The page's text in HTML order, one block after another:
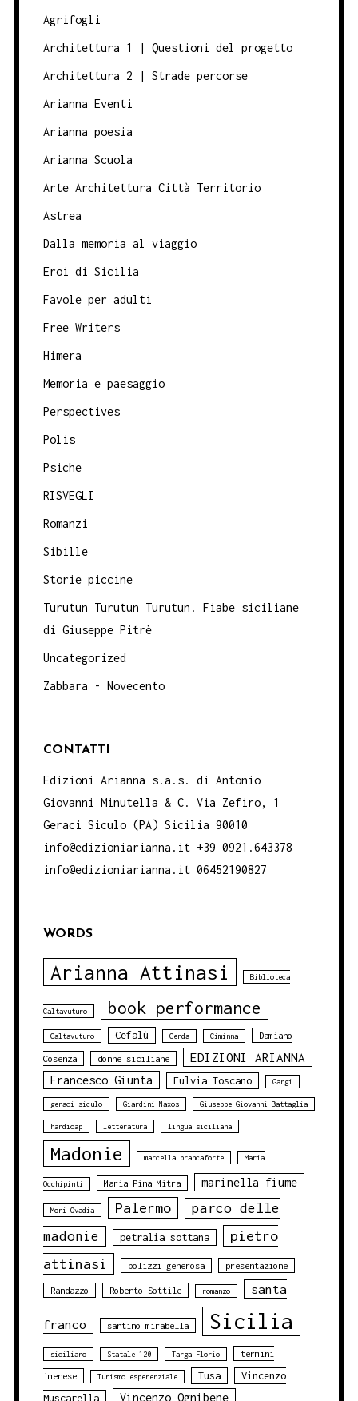
Agrifogli
Architettura 1 | Questioni del progetto
Architettura 2 | Strade percorse
Arianna Eventi
Arianna poesia
Arianna Scuola
Arte Architettura Città Territorio
Astrea
Dalla memoria al viaggio
Eroi di Sicilia
Favole per adulti
Free Writers
Himera
Memoria e paesaggio
Perspectives
Polis
Psiche
RISVEGLI
Romanzi
Sibille
Storie piccine
Turutun Turutun Turutun. Fiabe siciliane
di Giuseppe Pitrè
Uncategorized
Zabbara - Novecento
CONTATTI
Edizioni Arianna s.a.s. di Antonio
Giovanni Minutella & C. Via Zefiro, 1
Geraci Siculo (PA) Sicilia 90010
info@edizioniarianna.it +39 0921.643378
info@edizioniarianna.it 06452190827
WORDS
Arianna Attinasi Biblioteca
Caltavuturo book performance
Caltavuturo Cefalù Cerda Ciminna Damiano
Cosenza donne siciliane EDIZIONI ARIANNA
Francesco Giunta Fulvia Toscano Gangi
geraci siculo Giardini Naxos Giuseppe Giovanni Battaglia
handicap letteratura lingua siciliana
Madonie marcella brancaforte Maria
Occhipinti Maria Pina Mitra marinella fiume
Moni Ovadia Palermo
parco delle
madonie
petralia sottana
pietro
attinasi
polizzi generosa presentazione
Randazzo Roberto Sottile romanzo santa
franco santino mirabella Sicilia
siciliano Statale 120 Targa Florio termini
imerese Turismo esperenziale Tusa
Vincenzo
Muscarella
Vincenzo Ognibene